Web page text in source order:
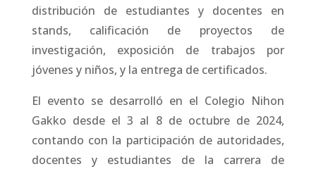
distribución de estudiantes y docentes en
stands, calificación de proyectos de
investigación, exposición de trabajos por
jóvenes y niños, y la entrega de certificados.
El evento se desarrolló en el Colegio Nihon
Gakko desde el 3 al 8 de octubre de 2024,
contando con la participación de autoridades,
docentes y estudiantes de la carrera de